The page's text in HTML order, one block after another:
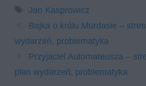
Tagi
Jan Kasprowicz
Bajka o królu Murdasie –
wydarzeń, problematyka
Przyjaciel Automateusza –
plan wydarzeń, problematyka